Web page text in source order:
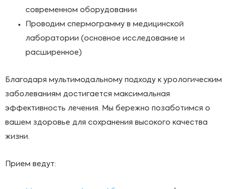
современном оборудовании
Проводим спермограмму в медицинской
лаборатории (основное исследование и
расширенное)
Благодаря мультимодальному подходу к урологическим
заболеваниям достигается максимальная
эффективность лечения. Мы бережно позаботимся о
вашем здоровье для сохранения высокого качества
жизни.
Прием ведут: